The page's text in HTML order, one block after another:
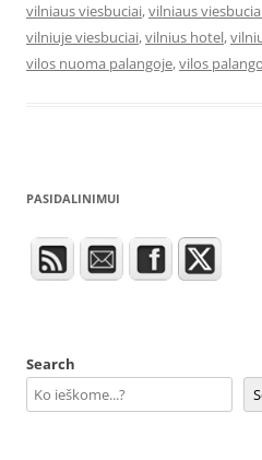
vilniaus viesbuciai,vilniaus
vilniuje viesbuciai,vilnius hotel,
vilos nuoma palangoje,vilos
PASIDALINIMUI
Search